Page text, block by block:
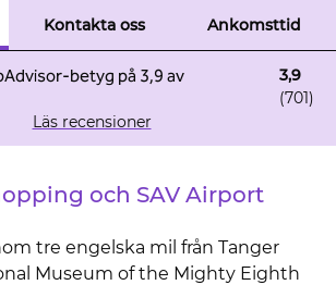
Kontakta oss
Ankomsttid
3,9
(701)
Läs recensioner
och SAV Airport
tre engelska mil från Tanger
Museum of the Mighty Eighth